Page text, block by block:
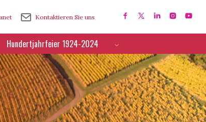
Kontaktieren Sie uns
Hundertjahrfeier 1924-2024